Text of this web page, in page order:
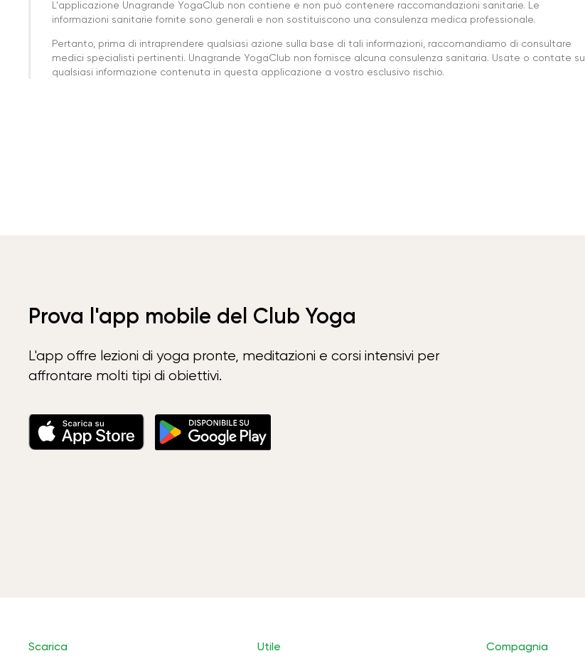
L'applicazione Unagrande YogaClub non contiene e non può contenere raccomandazioni sanitarie. Le
informazioni sanitarie fornite sono generali e non sostituiscono una consulenza medica professionale.
Pertanto, prima di intraprendere qualsiasi azione sulla base di tali informazioni, raccomandiamo di consultare
medici specialisti pertinenti. Unagrande YogaClub non fornisce alcuna consulenza sanitaria. Usate o contate su
qualsiasi informazione contenuta in questa applicazione a vostro esclusivo rischio.
Prova l'app mobile del Club Yoga
L'app offre lezioni di yoga pronte, meditazioni e corsi intensivi per
affrontare molti tipi di obiettivi.
Scarica Utile Compagnia